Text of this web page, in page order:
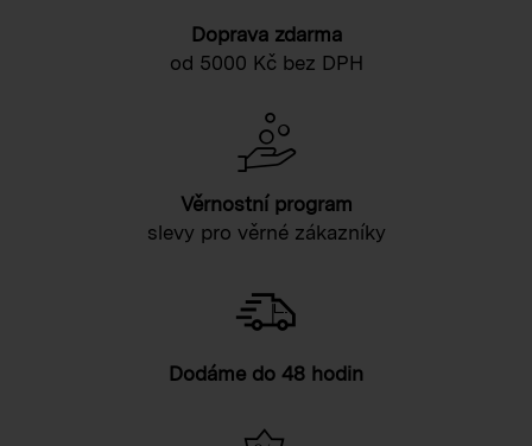
Doprava zdarma
od 5000 Kč bez DPH
Věrnostní program
slevy pro věrné zákazníky
Dodáme do 48 hodin